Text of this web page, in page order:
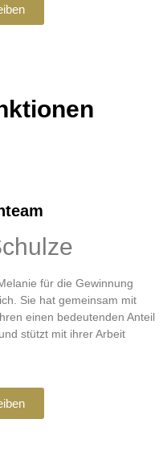
für die Gewinnung
Sie hat gemeinsam mit
einen bedeutenden Anteil
stützt mit ihrer Arbeit